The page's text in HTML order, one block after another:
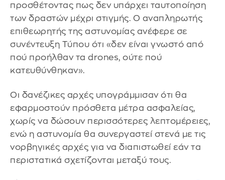
προσθέτοντας πως δεν υπάρχει ταυτοποίηση
των δραστών μέχρι στιγμής. Ο αναπληρωτής
επιθεωρητής της αστυνομίας ανέφερε σε
συνέντευξη Τύπου ότι «δεν είναι γνωστό από
πού προήλθαν τα drones, ούτε πού
κατευθύνθηκαν».
Οι δανέζικες αρχές υπογράμμισαν ότι θα
εφαρμοστούν πρόσθετα μέτρα ασφαλείας,
χωρίς να δώσουν περισσότερες λεπτομέρειες,
ενώ η αστυνομία θα συνεργαστεί στενά με τις
νορβηγικές αρχές για να διαπιστωθεί εάν τα
περιστατικά σχετίζονται μεταξύ τους.